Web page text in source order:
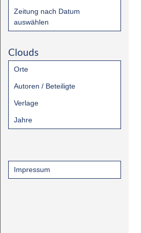
Zeitung nach Datum
auswählen
Clouds
Orte
Autoren / Beteiligte
Verlage
Jahre
Impressum